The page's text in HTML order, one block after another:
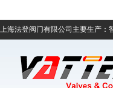
上海法登阀门有限公司主要生产：